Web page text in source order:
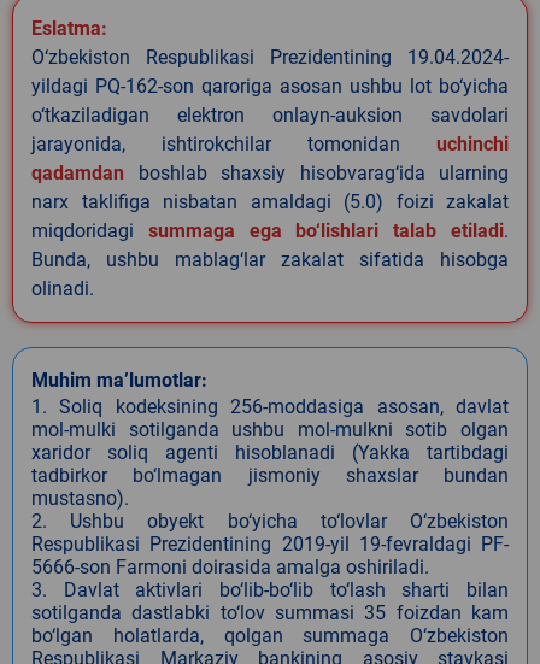
Eslatma:
O‘zbekiston Respublikasi Prezidentining 19.04.2024-
yildagi PQ-162-son qaroriga asosan ushbu lot bo‘yicha
o‘tkaziladigan elektron onlayn-auksion savdolari
jarayonida, ishtirokchilar tomonidan uchinchi
qadamdan boshlab shaxsiy hisobvarag‘ida ularning
narx taklifiga nisbatan amaldagi (5.0) foizi zakalat
miqdoridagi summaga ega bo‘lishlari talab etiladi.
Bunda, ushbu mablag‘lar zakalat sifatida hisobga
olinadi.
Muhim ma’lumotlar:
1. Soliq kodeksining 256-moddasiga asosan, davlat
mol-mulki sotilganda ushbu mol-mulkni sotib olgan
xaridor soliq agenti hisoblanadi (Yakka tartibdagi
tadbirkor bo‘lmagan jismoniy shaxslar bundan
mustasno).
2. Ushbu obyekt bo‘yicha to‘lovlar O‘zbekiston
Respublikasi Prezidentining 2019-yil 19-fevraldagi PF-
5666-son Farmoni doirasida amalga oshiriladi.
3. Davlat aktivlari bo‘lib-bo‘lib to‘lash sharti bilan
sotilganda dastlabki to‘lov summasi 35 foizdan kam
bo‘lgan holatlarda, qolgan summaga O‘zbekiston
Respublikasi Markaziy bankining asosiy stavkasi